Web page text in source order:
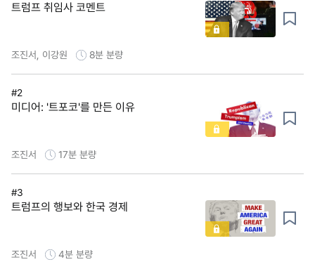
트럼프 취임사 코멘트
조진서, 이강원 8분 분량
#2
미디어: '트포코'를 만든 이유
조진서 17분 분량
#3
트럼프의 행보와 한국 경제
조진서 4분 분량